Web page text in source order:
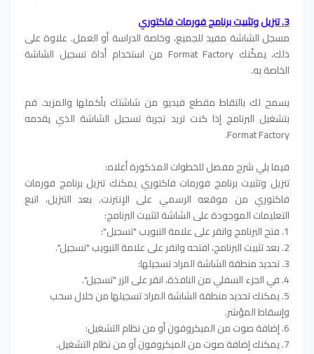
3. تنزيل وتثبيت برنامج فورمات فاكتوري
مسجل الشاشة مفيد للجميع، وخاصة الدراسة أو العمل. علاوة على
ذلك، يمكّنك Format Factory من استخدام أداة تسجيل الشاشة
الخاصة به.
يسمح لك بالتقاط مقطع فيديو من شاشتك بأكملها والمزيد. قم
بتشغيل البرنامج إذا كنت تريد تجربة تسجيل الشاشة الذي يقدمه
Format Factory.
فيما يلي شرح مفصل للخطوات المذكورة أعلاه:
تنزيل وتثبيت برنامج فورمات فاكتوري يمكنك تنزيل برنامج فورمات
فاكتوري من موقعه الرسمي على الإنترنت. بعد التنزيل، اتبع
التعليمات الموجودة على الشاشة لتثبيت البرنامج:
1. فتح البرنامج وانقر على علامة التبويب "تسجيل":
2. بعد تثبيت البرنامج، افتحه وانقر على علامة التبويب "تسجيل".
3. تحديد منطقة الشاشة المراد تسجيلها:
4. في الجزء السفلي من النافذة، انقر على الزر "تسجيل".
5. يمكنك تحديد منطقة الشاشة المراد تسجيلها من خلال سحب
وإسقاط المؤشر.
6. إضافة صوت من الميكروفون أو من نظام التشغيل:
7. يمكنك إضافة صوت من الميكروفون أو من نظام التشغيل.